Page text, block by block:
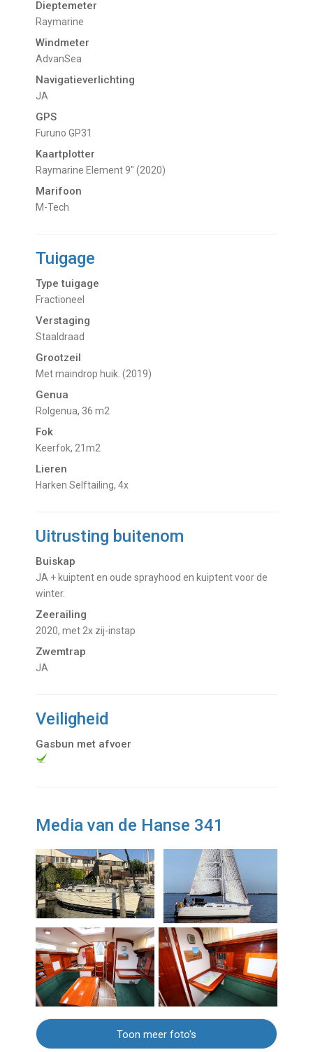
Dieptemeter
Raymarine
Windmeter
AdvanSea
Navigatieverlichting
JA
GPS
Furuno GP31
Kaartplotter
Raymarine Element 9" (2020)
Marifoon
M-Tech
Tuigage
Type tuigage
Fractioneel
Verstaging
Staaldraad
Grootzeil
Met maindrop huik. (2019)
Genua
Rolgenua, 36 m2
Fok
Keerfok, 21m2
Lieren
Harken Selftailing, 4x
Uitrusting buitenom
Buiskap
JA + kuiptent en oude sprayhood en kuiptent voor de
winter.
Zeerailing
2020, met 2x zij-instap
Zwemtrap
JA
Veiligheid
Gasbun met afvoer
Media van de Hanse 341
Toon meer foto's